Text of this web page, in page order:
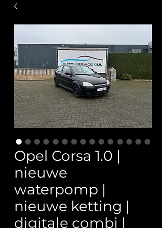
Opel Corsa 1.0 |
nieuwe
waterpomp |
nieuwe ketting |
digitale combi |